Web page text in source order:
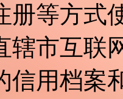
册等方式
辖市互联
信用档案